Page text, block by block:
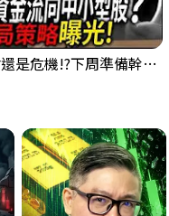
鴻海回測季線是機會還是危機!?下周準備幹大事?｜0807 #3661 #2317 #2317鴻海